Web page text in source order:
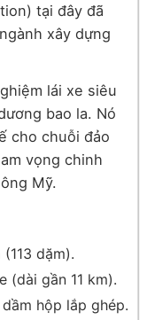
tại đây đã
xây dựng
lái xe siêu
bao la. Nó
cho chuỗi đảo
vọng chinh
Mỹ.
(113 dặm).
(dài gần 11 km).
hộp lắp ghép.